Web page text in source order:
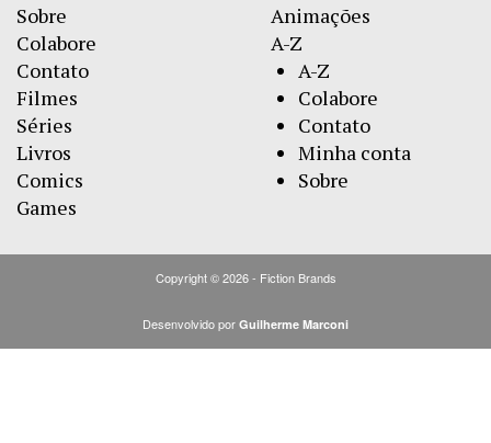
Sobre
Colabore
Contato
Filmes
Séries
Livros
Comics
Games
Animações
A-Z
A-Z
Colabore
Contato
Minha conta
Sobre
Copyright © 2026 - Fiction Brands
Desenvolvido por Guilherme Marconi